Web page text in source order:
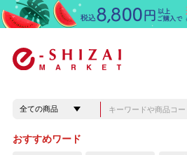
おすすめワード